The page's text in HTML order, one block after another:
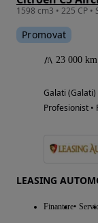
Promovat
23 000 km
Galati (Galati)
Profesionist •
LEASING
Finantare